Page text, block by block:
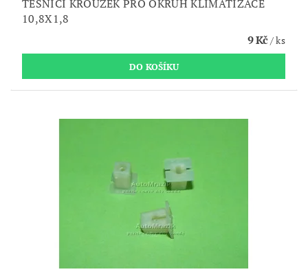
TĚSNÍCÍ KROUŽEK PRO OKRUH KLIMATIZACE
10,8X1,8
9 Kč/ ks